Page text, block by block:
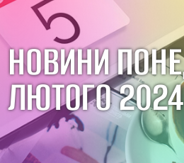
НОВИНИ
ЛЮТОГО 2024